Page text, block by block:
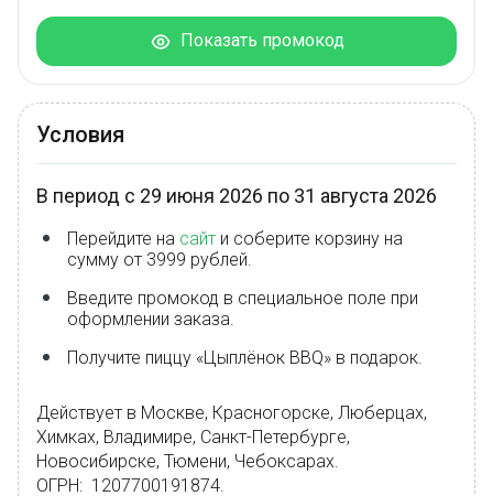
Показать промокод
Условия
В период с 29 июня 2026 по 31 августа 2026
Перейдите на сайт и соберите корзину на
сумму от 3999 рублей.
Введите промокод в специальное поле при
оформлении заказа.
Получите пиццу «Цыплёнок BBQ» в подарок.
Действует в Москве, Красногорске, Люберцах,
Химках, Владимире, Санкт-Петербурге,
Новосибирске, Тюмени, Чебоксарах.
ОГРН: 1207700191874.